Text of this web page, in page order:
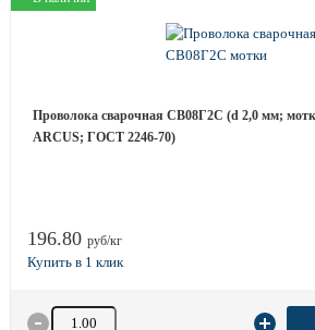
Проволока сварочная СВ08Г2С (d 2,0 мм;
ARCUS; ГОСТ 2246-70)
196.80 руб/кг
Количество товара